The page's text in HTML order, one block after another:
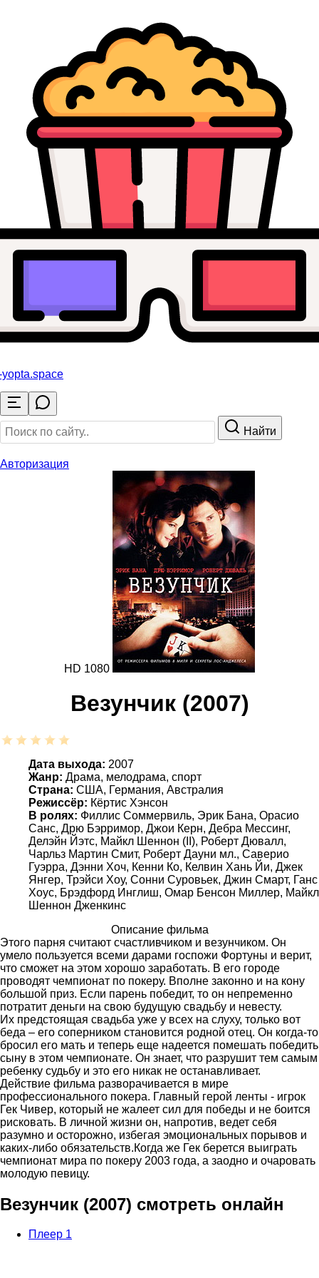
.space
Найти
Авторизация
HD 1080
Везунчик (2007)
Дата выхода: 2007
Жанр: Драма, мелодрама, спорт
Страна: США, Германия, Австралия
Режиссёр: Кёртис Хэнсон
В ролях: Филлис Соммервиль, Эрик Бана, Орасио
Санс, Дрю Бэрримор, Джои Керн, Дебра Мессинг,
Делэйн Йэтс, Майкл Шеннон (II), Роберт Дювалл,
Чарльз Мартин Смит, Роберт Дауни мл., Саверио
Гуэрра, Дэнни Хоч, Кенни Ко, Келвин Хань Йи, Джек
Янгер, Трэйси Хоу, Сонни Суровьек, Джин Смарт, Ганс
Хоус, Брэдфорд Инглиш, Омар Бенсон Миллер, Майкл
Шеннон Дженкинс
Описание фильма
Этого парня считают счастливчиком и везунчиком. Он
умело пользуется всеми дарами госпожи Фортуны и верит,
что сможет на этом хорошо заработать. В его городе
проводят чемпионат по покеру. Вполне законно и на кону
большой приз. Если парень победит, то он непременно
потратит деньги на свою будущую свадьбу и невесту.
Их предстоящая свадьба уже у всех на слуху, только вот
беда – его соперником становится родной отец. Он когда-то
бросил его мать и теперь еще надеется помешать победить
сыну в этом чемпионате. Он знает, что разрушит тем самым
ребенку судьбу и это его никак не останавливает.
Действие фильма разворачивается в мире
профессионального покера. Главный герой ленты - игрок
Гек Чивер, который не жалеет сил для победы и не боится
рисковать. В личной жизни он, напротив, ведет себя
разумно и осторожно, избегая эмоциональных порывов и
каких-либо обязательств.Когда же Гек берется выиграть
чемпионат мира по покеру 2003 года, а заодно и очаровать
молодую певицу.
Везунчик (2007) смотреть онлайн
Плеер 1